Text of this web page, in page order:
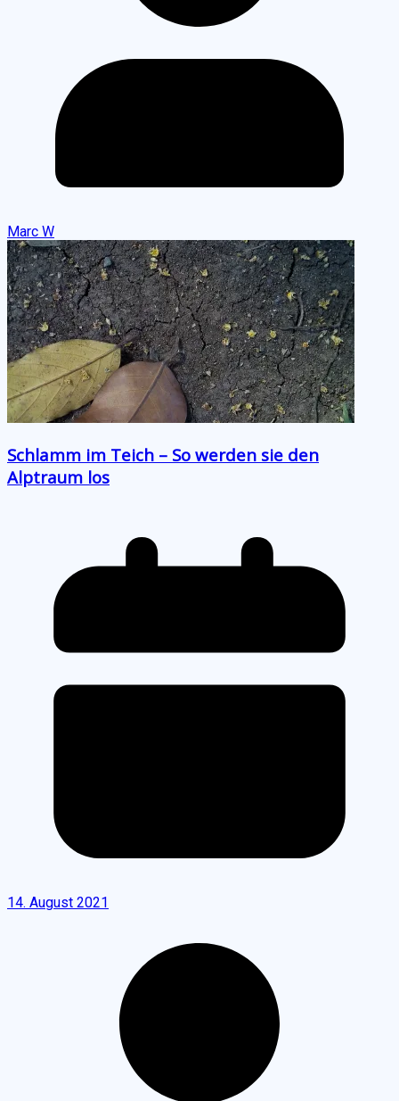
Marc W
Schlamm im Teich – So werden sie den
Alptraum los
14. August 2021